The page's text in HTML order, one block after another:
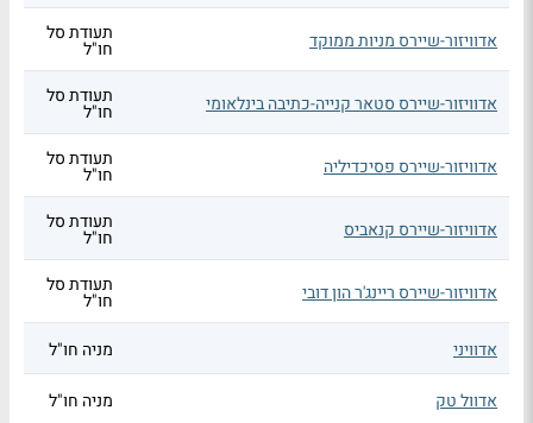
אדוויזור-שיירס מניות ממוקד תעודת סל
חו"ל
אדוויזור-שיירס סטאר קנייה-כתיבה בינלאומי תעודת סל
חו"ל
אדוויזור-שיירס פסיכדיליה תעודת סל
חו"ל
אדוויזור-שיירס קנאביס תעודת סל
חו"ל
אדוויזור-שיירס ריינג'ר הון דובי תעודת סל
חו"ל
אדוויני
מניה חו"ל
אדוול טק מניה חו"ל